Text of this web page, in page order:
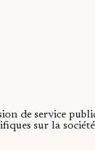
de service
sur la